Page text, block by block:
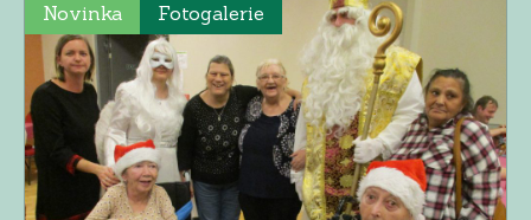
Novinka Fotogalerie